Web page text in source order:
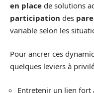
en place de solutions
participation des
variable selon les
Pour ancrer ces
quelques leviers à
Entretenir un lien fort